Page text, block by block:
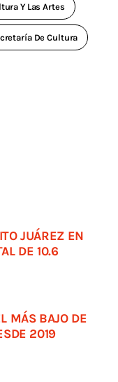
Y Las Artes
De Cultura
JUÁREZ EN
DE 10.6
MÁS BAJO DE
2019